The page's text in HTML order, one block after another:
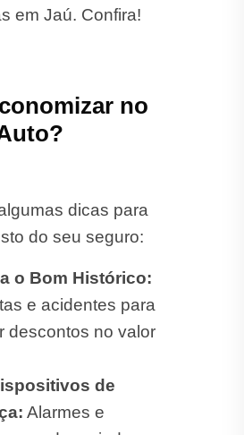
em Jaú. Confira!
no
dicas para
do seu seguro:
o Bom Histórico:
e acidentes para
descontos no valor
de
Alarmes e